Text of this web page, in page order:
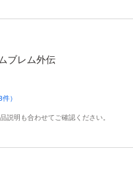
ブレム外伝
件）
説明も合わせてご確認ください。